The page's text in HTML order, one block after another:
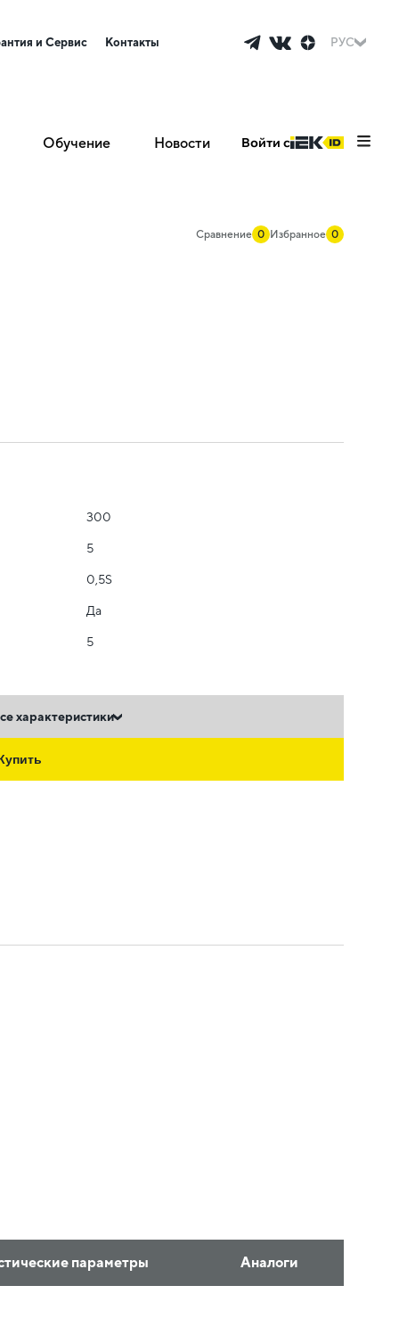
и Сервис Контакты РУС
Обучение Новости Войти с
Сравнение 0 Избранное 0
300
5
0,5S
Да
5
характеристики
параметры Аналоги